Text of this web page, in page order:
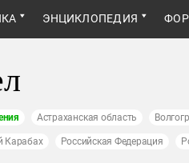
ЭНЦИКЛОПЕДИЯ
Астраханская область
Карабах Российская Федерация